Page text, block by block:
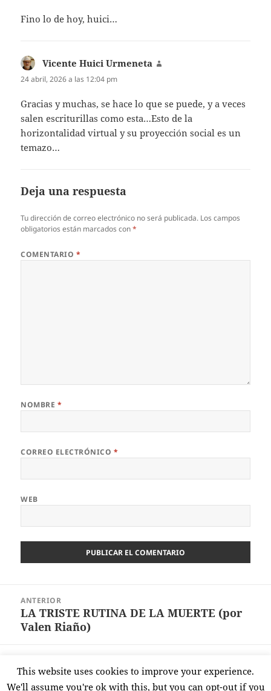
Fino lo de hoy, huici…
Vicente Huici Urmeneta
24 abril, 2026 a las 12:04 pm
Gracias y muchas, se hace lo que se puede, y a veces
salen escriturillas como esta…Esto de la
horizontalidad virtual y su proyección social es un
temazo…
Deja una respuesta
Tu dirección de correo electrónico no será publicada. Los campos
obligatorios están marcados con*
COMENTARIO *
NOMBRE *
CORREO ELECTRÓNICO *
WEB
entradas
ANTERIOR
Entrada
anterior:
LA TRISTE RUTINA DE LA MUERTE (por
Valen Riaño)
Entrada
siguiente:
ORTZI ( semblanza de Paco Letamendía)
This website uses cookies to improve your experience.
We'll assume you're ok with this, but you can opt-out if you